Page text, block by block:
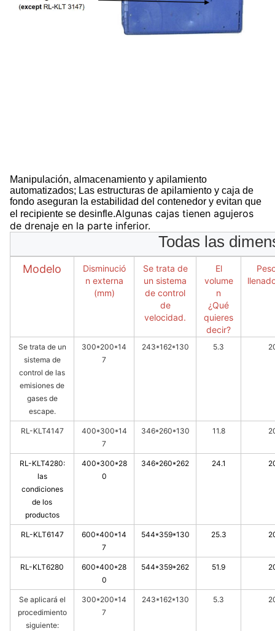
Manipulación, almacenamiento y apilamiento
automatizados; Las estructuras de apilamiento y caja de
fondo aseguran la estabilidad del contenedor y evitan que
el recipiente se desinfle.Algunas cajas tienen agujeros
de drenaje en la parte inferior.
Todas las
Modelo
Disminució
n externa
(mm)
Se trata de
un sistema
de control
de
velocidad.
El
volume
n
¿Qué
quieres
decir?
Se trata de un
sistema de
control de las
emisiones de
gases de
escape.
300*200*14
7
243*162*130 5.3
RL-KLT4147
400*300*14
7
346*260*130 11.8
RL-KLT4280:
las
condiciones
de los
productos
400*300*28
0
346*260*262 24.1
RL-KLT6147
600*400*14
7
544*359*130 25.3
RL-KLT6280
600*400*28
0
544*359*262 51.9
Se aplicará el
procedimiento
siguiente:
300*200*14
7
243*162*130 5.3